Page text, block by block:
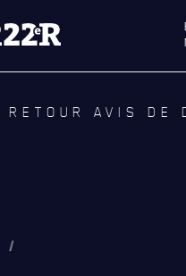
RÉGIMENT
RETOUR AVIS DE
/